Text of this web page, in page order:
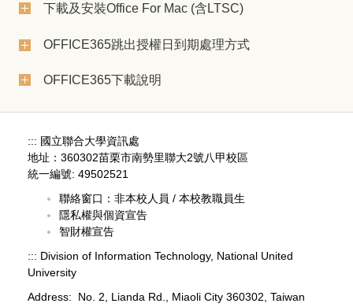
下載及安裝Office For Mac (含LTSC)
OFFICE365跳出授權日到期處理方式
OFFICE365下載說明
::: 國立聯合大學資訊處
地址：360302苗栗市南勢里聯大2號八甲校區
統一編號: 49502521
聯絡窗口： 非本校人員 / 本校教職員生
隱私權與個資宣告
智財權宣告
::: Division of Information Technology, National United
University
Address: No. 2, Lianda Rd., Miaoli City 360302, Taiwan